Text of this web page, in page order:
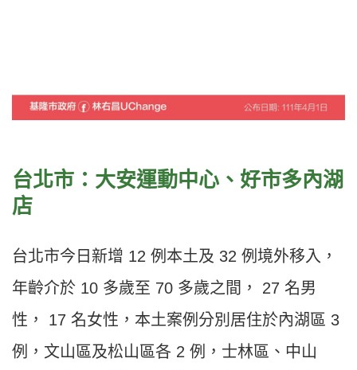
台北市：大安運動中心、好市多內湖
店
台北市今日新增 12 例本土及 32 例境外移入，
年齡介於 10 多歲至 70 多歲之間， 27 名男
性， 17 名女性，本土案例分別居住於內湖區 3
例，文山區及松山區各 2 例，士林區、中山